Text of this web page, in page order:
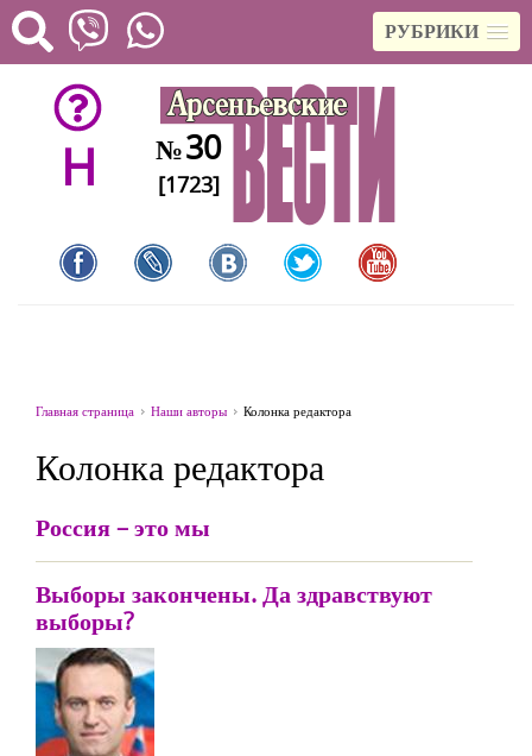
РУБРИКИ
H №30
[1723]
Главная страница Наши авторы Колонка редактора
Колонка редактора
Россия – это мы
Выборы закончены. Да здравствуют
выборы?